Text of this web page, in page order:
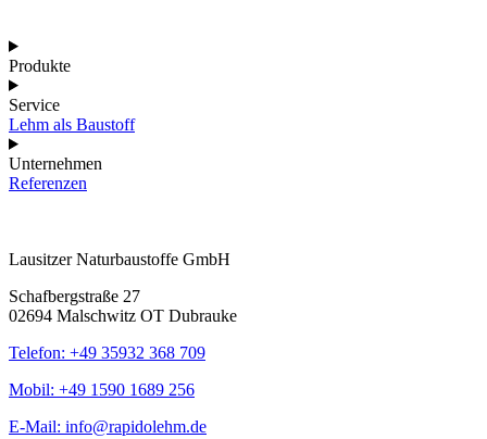
Produkte
Service
Lehm als Baustoff
Unternehmen
Referenzen
Lausitzer Naturbaustoffe GmbH
Schafbergstraße 27
02694 Malschwitz OT Dubrauke
Telefon: +49 35932 368 709
Mobil: +49 1590 1689 256
E-Mail: info@rapidolehm.de